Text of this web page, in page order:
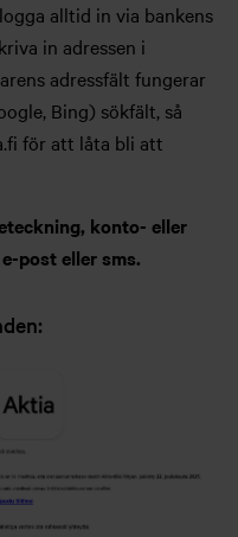
alltid in via bankens
in adressen i
adressfält fungerar
Bing) sökfält, så
för att låta bli att
konto- eller
post eller sms.